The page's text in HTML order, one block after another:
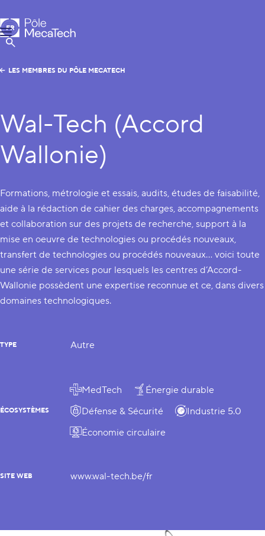
Pôle MecaTech
Menu
Afficher la Recherche
FR
EN
LES MEMBRES DU PÔLE MECATECH
Wal-Tech (Accord
Wallonie)
Formations, métrologie et essais, audits, études de faisabilité,
aide à la rédaction de cahier des charges, accompagnements
et collaboration sur des projets de recherche, support à la
mise en oeuvre de technologies ou procédés nouveaux,
transfert de technologies ou procédés nouveaux… voici toute
une série de services pour lesquels les centres d’Accord-
Wallonie possèdent une expertise reconnue et ce, dans divers
domaines technologiques.
TYPE Autre
ÉCOSYSTÈMES
MedTech
Énergie durable
Défense & Sécurité
Industrie 5.0
Économie circulaire
SITE WEB www.wal-tech.be/fr